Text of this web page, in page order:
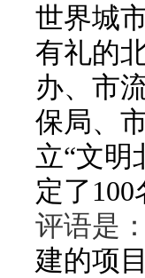
世界城
有礼的
办、市
保局、
立“文明
定了100
评语是：
建的项